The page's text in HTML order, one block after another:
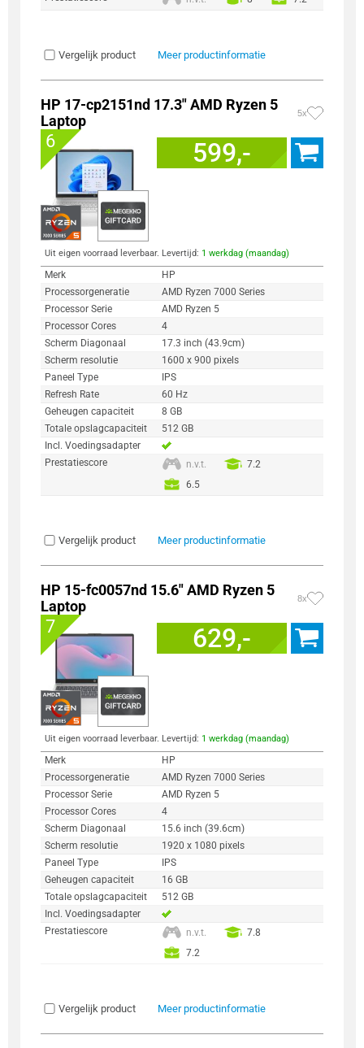
Vergelijk product Meer productinformatie
HP 17-cp2151nd 17.3" AMD Ryzen 5
Laptop
5x
6 599,-
Uit eigen voorraad leverbaar. Levertijd: 1 werkdag (maandag)
Merk
HP
Processorgeneratie
AMD Ryzen 7000 Series
Processor Serie
AMD Ryzen 5
Processor Cores
4
Scherm Diagonaal
17.3 inch (43.9cm)
Scherm resolutie
1600 x 900 pixels
Paneel Type
IPS
Refresh Rate
60 Hz
Geheugen capaciteit
8 GB
Totale opslagcapaciteit
512 GB
Incl. Voedingsadapter
Prestatiescore
n.v.t.
7.2
6.5
Vergelijk product Meer productinformatie
HP 15-fc0057nd 15.6" AMD Ryzen 5
Laptop
8x
7 629,-
Uit eigen voorraad leverbaar. Levertijd: 1 werkdag (maandag)
Merk
HP
Processorgeneratie
AMD Ryzen 7000 Series
Processor Serie
AMD Ryzen 5
Processor Cores
4
Scherm Diagonaal
15.6 inch (39.6cm)
Scherm resolutie
1920 x 1080 pixels
Paneel Type
IPS
Geheugen capaciteit
16 GB
Totale opslagcapaciteit
512 GB
Incl. Voedingsadapter
Prestatiescore
n.v.t.
7.8
7.2
Vergelijk product Meer productinformatie